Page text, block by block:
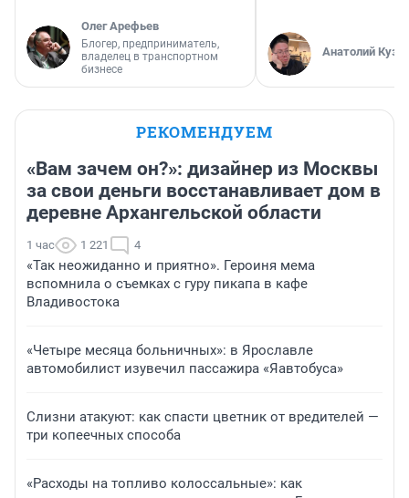
Олег Арефьев
Блогер, предприниматель,
владелец в транспортном
бизнесе
Анатолий
РЕКОМЕНДУЕМ
«Вам зачем он?»: дизайнер из Москвы
за свои деньги восстанавливает дом в
деревне Архангельской области
1 час 1 221 4
«Так неожиданно и приятно». Героиня мема
вспомнила о съемках с гуру пикапа в кафе
Владивостока
«Четыре месяца больничных»: в Ярославле
автомобилист изувечил пассажира «Яавтобуса»
Слизни атакуют: как спасти цветник от вредителей —
три копеечных способа
«Расходы на топливо колоссальные»: как